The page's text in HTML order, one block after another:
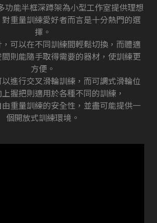
多功能半框深蹲架為小型工作室提供理想
重量訓練愛好者而言是十分熱門的選
擇。
可以在不同訓練間輕鬆切換，而體適
則能隨手取得需要的器材，使訓練更
方便。
以進行交叉滑輪訓練，而可調式滑輪位
握把則適用於各種不同的訓練，
重量訓練的安全性，並盡可能提供一
個開放式訓練環境。